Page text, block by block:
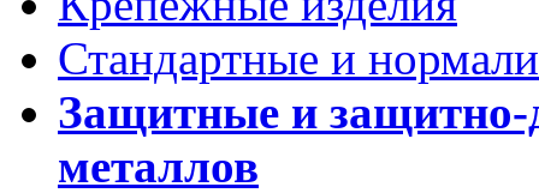
Стандартные и
Защитные и защитно-
металлов